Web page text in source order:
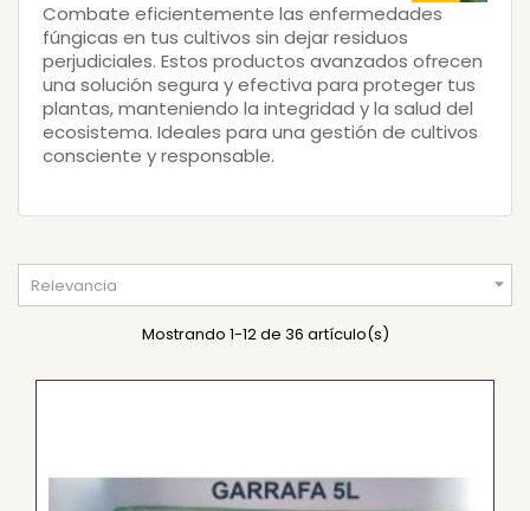
Combate eficientemente las enfermedades
fúngicas en tus cultivos sin dejar residuos
perjudiciales. Estos productos avanzados ofrecen
una solución segura y efectiva para proteger tus
plantas, manteniendo la integridad y la salud del
ecosistema. Ideales para una gestión de cultivos
consciente y responsable.
Relevancia 
Mostrando 1-12 de 36 artículo(s)